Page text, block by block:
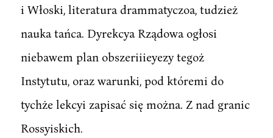
i Włoski, literatura drammatyczoa, tudzież
nauka tańca. Dyrekcya Rządowa ogłosi
niebawem plan obszeriiieyezy tegoż
Instytutu, oraz warunki, pod któremi do
tychże lekcyi zapisać się można. Z nad granic
Rossyiskich.